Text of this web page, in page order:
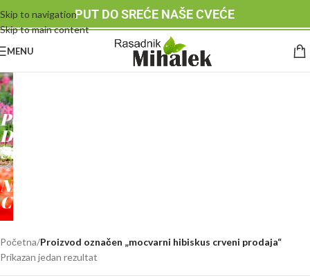
Skip to navigation
Skip to main content
PUT DO SREĆE NAŠE CVEĆE
MENU
RASADNIK
MIHALEK
PUT
DO
SREĆE
-
NAŠE
CVEĆE
Početna/Proizvod označen „mocvarni hibiskus crveni prodaja“
Prikazan jedan rezultat